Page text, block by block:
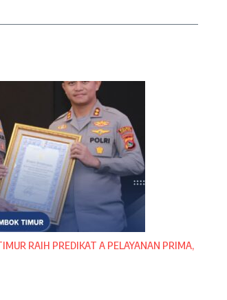
RAIH PREDIKAT A PELAYANAN PRIMA,